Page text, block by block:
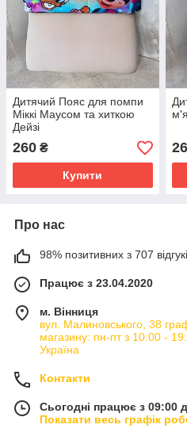
Дитячий Пояс для помпи
Міккі Маусом та хиткою
Дейзі
260 ₴
Купити
Про нас
98% позитивних з 707
Працює з 23.04.2020
м. Вінниця
вул. Малиновського, 38
магазину: пн-пт з 10:00 -
Україна
Контакти
Сьогодні працює з 09:00
Показати весь графік